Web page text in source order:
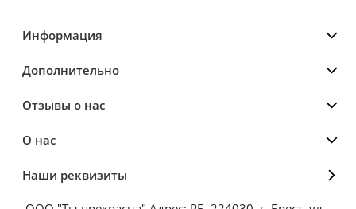
Информация
Дополнительно
Отзывы о нас
О нас
Наши реквизиты